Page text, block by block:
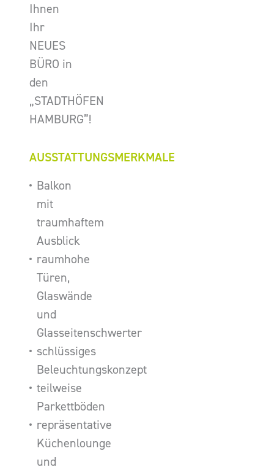
Ihnen
Ihr
NEUES
BÜRO in
den
„STADTHÖFEN
HAMBURG”!
AUSSTATTUNGSMERKMALE
Balkon
mit
traumhaftem
Ausblick
raumhohe
Türen,
Glaswände
und
Glasseitenschwerter
schlüssiges
Beleuchtungskonzept
teilweise
Parkettböden
repräsentative
Küchenlounge
und